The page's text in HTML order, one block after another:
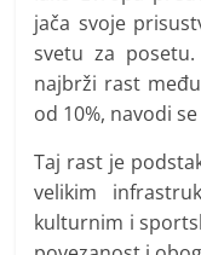
jača svoje
svetu za posetu.
najbrži rast
od 10%, navodi
Taj rast je
velikim
kulturnim i